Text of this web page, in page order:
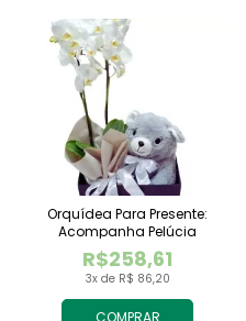
COMPRAR
3x de R$ 86,20
R$258,61
Orquídea Para Presente:
Acompanha Pelúcia